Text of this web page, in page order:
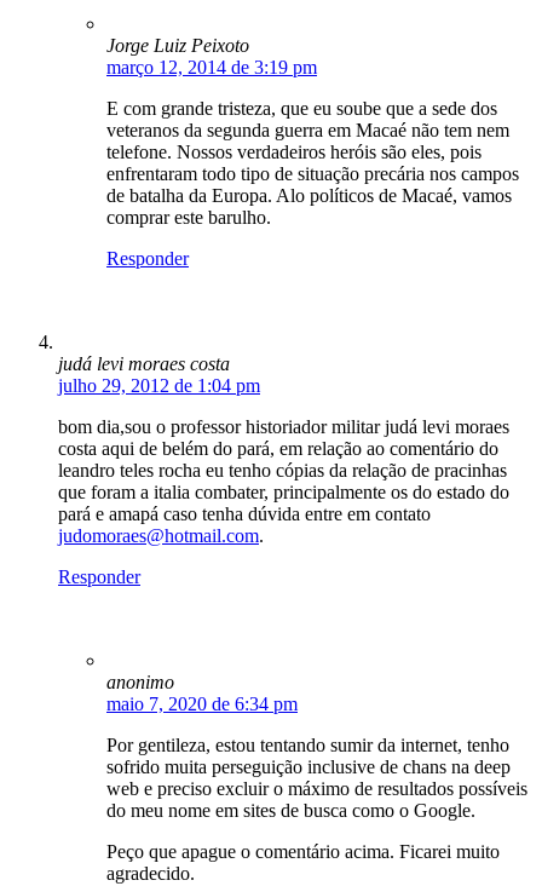
Jorge Luiz Peixoto
março 12, 2014 de 3:19 pm
E com grande tristeza, que eu soube que a sede dos
veteranos da segunda guerra em Macaé não tem nem
telefone. Nossos verdadeiros heróis são eles, pois
enfrentaram todo tipo de situação precária nos campos
de batalha da Europa. Alo políticos de Macaé, vamos
comprar este barulho.
Responder
judá levi moraes costa
julho 29, 2012 de 1:04 pm
bom dia,sou o professor historiador militar judá levi moraes
costa aqui de belém do pará, em relação ao comentário do
leandro teles rocha eu tenho cópias da relação de pracinhas
que foram a italia combater, principalmente os do estado do
pará e amapá caso tenha dúvida entre em contato
judomoraes@hotmail.com.
Responder
anonimo
maio 7, 2020 de 6:34 pm
Por gentileza, estou tentando sumir da internet, tenho
sofrido muita perseguição inclusive de chans na deep
web e preciso excluir o máximo de resultados possíveis
do meu nome em sites de busca como o Google.
Peço que apague o comentário acima. Ficarei muito
agradecido.